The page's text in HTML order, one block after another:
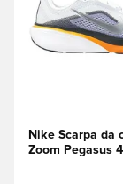
Nike Scarpa da
Zoom Pegasus